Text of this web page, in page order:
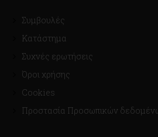
Συμβουλές
Κατάστημα
Συχνές ερωτήσεις
Όροι χρήσης
Cookies
Προστασία Προσωπικών